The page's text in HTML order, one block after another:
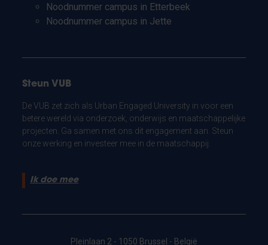
Noodnummer campus in Etterbeek
Noodnummer campus in Jette
Steun VUB
De VUB zet zich als Urban Engaged University in voor een
betere wereld via onderzoek, onderwijs en maatschappelijke
projecten. Ga samen met ons dit engagement aan. Steun
onze werking en investeer mee in de maatschappij.
Ik doe mee
Pleinlaan 2 - 1050 Brussel - België